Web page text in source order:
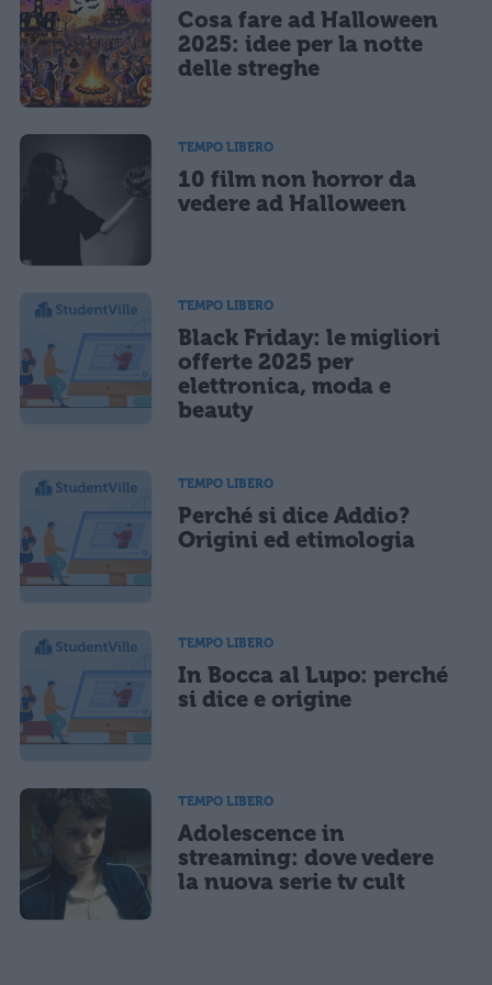
Cosa fare ad Halloween
2025: idee per la notte
delle streghe
TEMPO LIBERO
10 film non horror da
vedere ad Halloween
TEMPO LIBERO
Black Friday: le migliori
offerte 2025 per
elettronica, moda e
beauty
TEMPO LIBERO
Perché si dice Addio?
Origini ed etimologia
TEMPO LIBERO
In Bocca al Lupo: perché
si dice e origine
TEMPO LIBERO
Adolescence in
streaming: dove vedere
la nuova serie tv cult